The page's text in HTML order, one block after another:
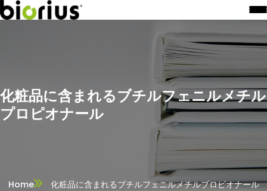
化粧品に含まれるブチルフェニルメチル
プロピオナール
Home 化粧品に含まれるブチルフェニルメチルプロピオナール